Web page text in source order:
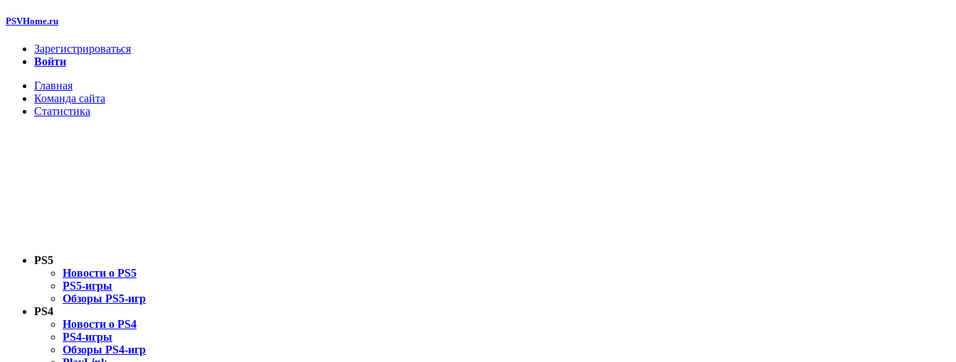
PSVHome.ru
Зарегистрироваться
Войти
Главная
Команда сайта
Статистика
PS5
Новости о PS5
PS5-игры
Обзоры PS5-игр
PS4
Новости о PS4
PS4-игры
Обзоры PS4-игр